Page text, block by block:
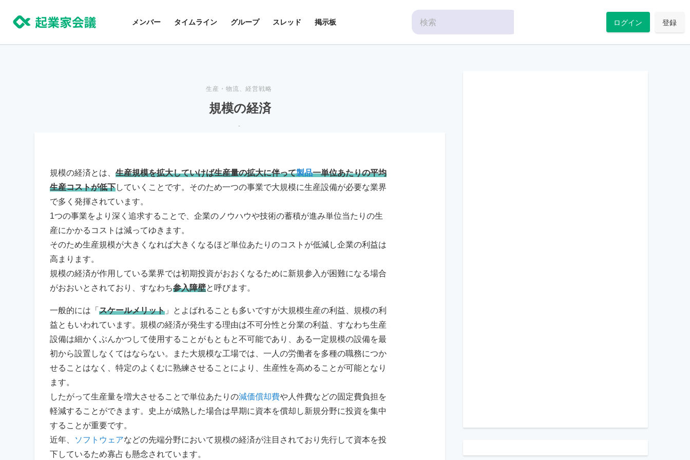
メンバー タイムライン グループ スレッド 掲示板
Search
for:
ログイン 登録
生産・物流、 経営戦略
規模の経済
-
規模の経済とは、 生産規模を拡大していけば生産量の拡大に伴って製品一単位あたりの平均
生産コストが低下していくことです。そのため一つの事業で大規模に生産設備が必要な業界
で多く発揮されています。
1つの事業をより深く追求することで、企業のノウハウや技術の蓄積が進み単位当たりの生
産にかかるコストは減ってゆきます。
そのため生産規模が大きくなれば大きくなるほど単位あたりのコストが低減し企業の利益は
高まります。
規模の経済が作用している業界では初期投資がおおくなるために新規参入が困難になる場合
がおおいとされており、すなわち参入障壁と呼びます。
一般的には「 スケールメリット 」とよばれることも多いですが大規模生産の利益、規模の利
益ともいわれています。規模の経済が発生する理由は不可分性と分業の利益、すなわち生産
設備は細かくぶんかつして使用することがもともと不可能であり、ある一定規模の設備を最
初から設置しなくてはならない。また大規模な工場では、一人の労働者を多種の職務につか
せることはなく、特定のよくむに熟練させることにより、生産性を高めることが可能となり
ます。
したがって生産量を増大させることで単位あたりの減価償却費や人件費などの固定費負担を
軽減することができます。史上が成熟した場合は早期に資本を償却し新規分野に投資を集中
することが重要です。
近年、
ソフトウェアなどの先端分野において規模の経済が注目されており先行して資本を投
下しているため寡占も懸念されています。